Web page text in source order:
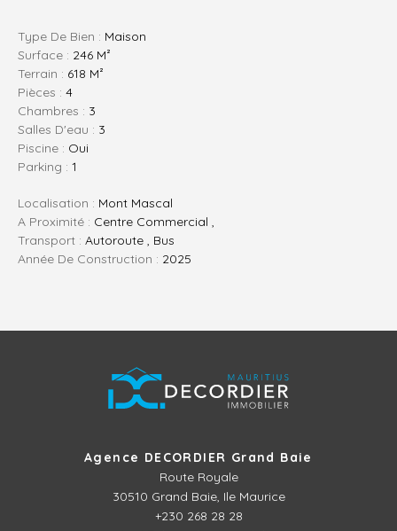
Type De Bien : Maison
Surface : 246 M²
Terrain : 618 M²
Pièces : 4
Chambres : 3
Salles D'eau : 3
Piscine : Oui
Parking : 1
Localisation : Mont Mascal
A Proximité : Centre Commercial ,
Transport : Autoroute , Bus
Année De Construction : 2025
Agence DECORDIER Grand Baie
Route Royale
30510 Grand Baie, Ile Maurice
+230 268 28 28